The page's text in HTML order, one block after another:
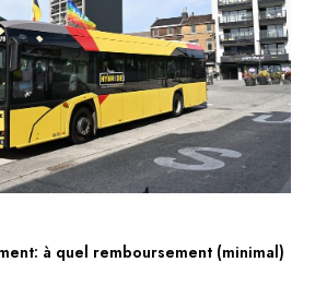
à quel remboursement (minimal)